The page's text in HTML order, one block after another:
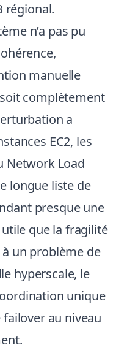
régional.
n’a pas pu
manuelle
soit complètement
a
EC2, les
Network Load
longue liste de
presque une
utile que la fragilité
un problème de
hyperscale, le
unique
au niveau